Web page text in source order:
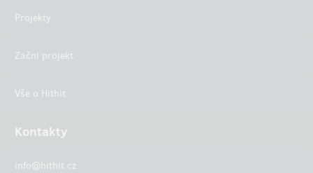
Projekty
Začni projekt
Vše o Hithit
Kontakty
info@hithit.cz